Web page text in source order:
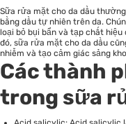
Sữa rửa mặt cho da dầu
bằng dầu tự nhiên trên da.
loại bỏ bụi bẩn và tạp chất hiệu
đó, sữa rửa mặt cho da dầu
nhiễm và tạo cảm giác sảng
Các thành
trong sữa